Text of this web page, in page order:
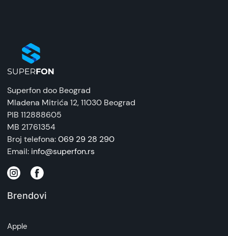
Superfon doo Beograd
Mladena Mitrića 12, 11030 Beograd
PIB 112888605
MB 21761354
Broj telefona:069 29 28 290
Email: info@superfon.rs
Brendovi
Apple